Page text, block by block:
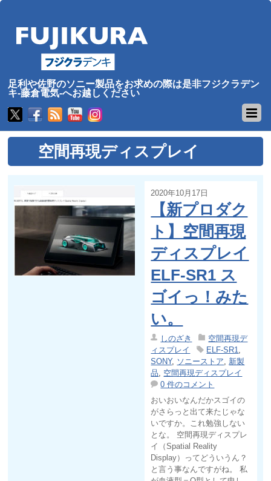
足利や佐野のソニー製品をお求めの際は是非フジクラデン
キ-藤倉電気-へお越しください
空間再現ディスプレイ
2020年10月17日
【新プロダク
ト】空間再現
ディスプレイ
ELF-SR1 ス
ゴイっ！みた
い。
しのざき
空間再現デ
ィスプレイ
ELF-SR1
SONY, ソニーストア
新製
品
空間再現ディスプレイ
0 件のコメント
おいおいなんだかスゴイの
がさらっと出て来たじゃな
いですか。これ勉強しない
とな。 空間再現ディスプレ
イ（Spatial Reality
Display）ってどういうん？
と言う事なんですがね。 私